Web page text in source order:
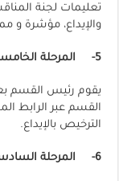
تعليمات لجنة
والإيداع، مؤشرة
5- المرحلة
يقوم رئيس القسم
القسم عبر الرابط
الترخيص بالإيداع.
6- المرحلة